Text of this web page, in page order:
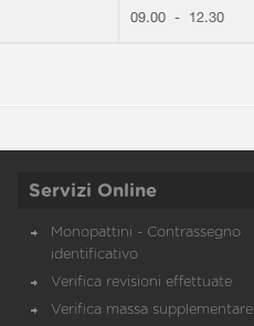
09.00 - 12.30
Servizi Online
Monopattini - Contrassegno
identificativo
Verifica revisioni effettuate
Verifica massa supplementare